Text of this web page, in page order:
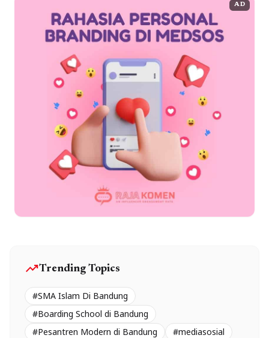
AD
trending_upTrending Topics
#SMA Islam Di Bandung
#Boarding School di Bandung
#Pesantren Modern di Bandung
#mediasosial